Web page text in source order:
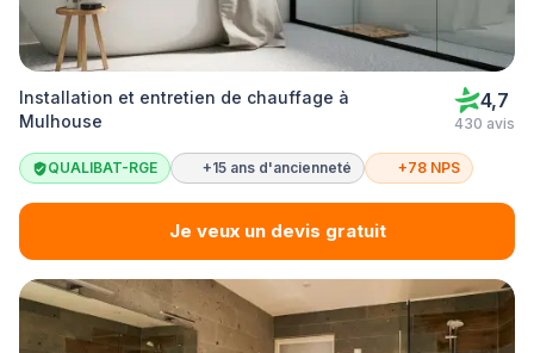
Installation et entretien de chauffage à
Mulhouse
4,7
430 avis
QUALIBAT-RGE +15 ans d'ancienneté +78 NPS
Je veux un devis gratuit